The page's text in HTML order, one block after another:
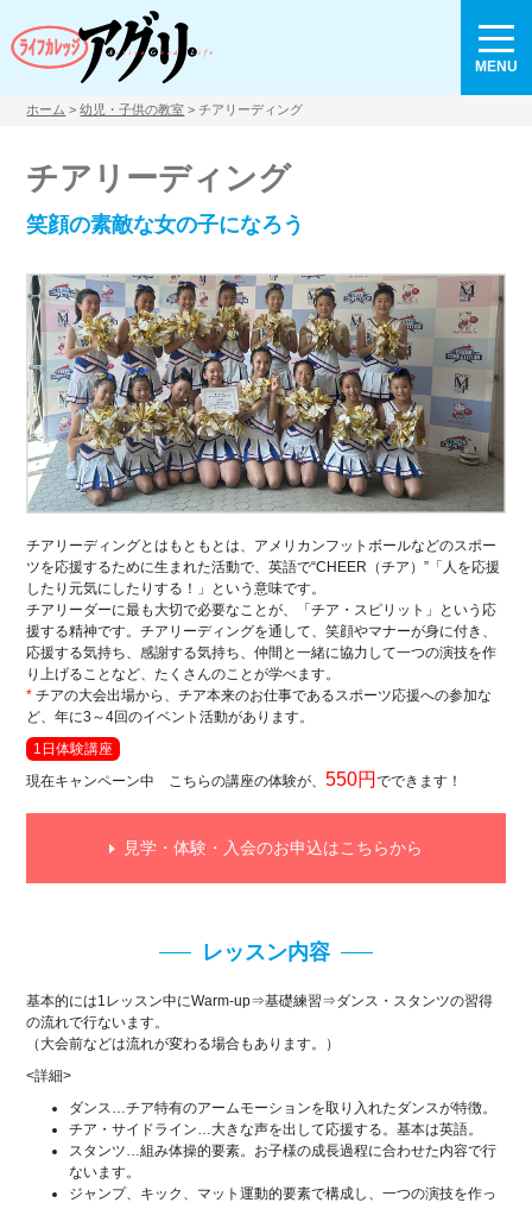
MENU
ホーム >幼児・子供の教室 > チアリーディング
チアリーディング
笑顔の素敵な女の子になろう
チアリーディングとはもともとは、アメリカンフットボールなどのスポー
ツを応援するために生まれた活動で、英語で“CHEER（チア）”「人を応援
したり元気にしたりする！」という意味です。
チアリーダーに最も大切で必要なことが、「チア・スピリット」という応
援する精神です。チアリーディングを通して、笑顔やマナーが身に付き、
応援する気持ち、感謝する気持ち、仲間と一緒に協力して一つの演技を作
り上げることなど、たくさんのことが学べます。
* チアの大会出場から、チア本来のお仕事であるスポーツ応援への参加な
ど、年に3～4回のイベント活動があります。
1日体験講座
現在キャンペーン中 こちらの講座の体験が、550円でできます！
見学・体験・入会のお申込はこちらから
レッスン内容
基本的には1レッスン中にWarm-up⇒基礎練習⇒ダンス・スタンツの習得
の流れで行ないます。
（大会前などは流れが変わる場合もあります。）
<詳細>
ダンス…チア特有のアームモーションを取り入れたダンスが特徴。
チア・サイドライン…大きな声を出して応援する。基本は英語。
スタンツ…組み体操的要素。お子様の成長過程に合わせた内容で行
ないます。
ジャンプ、キック、マット運動的要素で構成し、一つの演技を作っ